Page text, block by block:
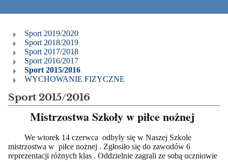
SportSport 2019/2020
Sport 2018/2019
Sport 2017/2018
Sport 2016/2017
Sport 2015/2016
WYCHOWANIE FIZYCZNE
Sport 2015/2016
Mistrzostwa Szkoły w piłce nożnej
We wtorek 14 czerwca odbyły się w Naszej Szkole
mistrzostwa w piłce nożnej . Zgłosiło się do zawodów 6
reprezentacji różnych klas . Oddzielnie zagrali ze sobą uczniowie